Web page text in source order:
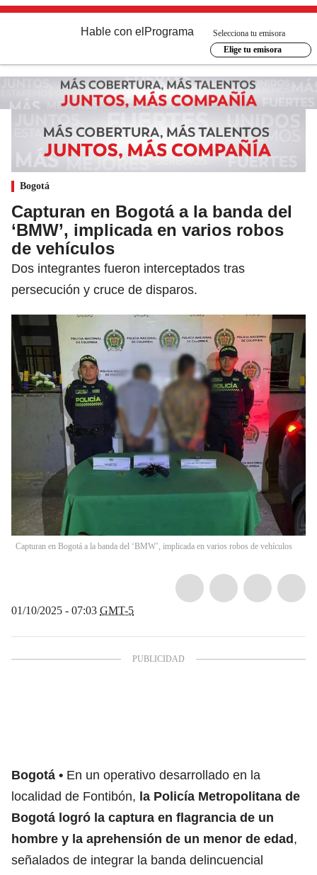
Hable con el Programa
Selecciona tu emisora
Elige tu emisora
Bogotá
Capturan en Bogotá a la banda del
‘BMW’, implicada en varios robos
de vehículos
Dos integrantes fueron interceptados tras
persecución y cruce de disparos.
Capturan en Bogotá a la banda del ‘BMW’, implicada en varios robos de vehículos
01/10/2025 - 07:03 GMT-5
Bogotá
En un operativo desarrollado en la
localidad de Fontibón, la Policía Metropolitana de
Bogotá logró la captura en flagrancia de un
hombre y la aprehensión de un menor de edad,
señalados de integrar la banda delincuencial